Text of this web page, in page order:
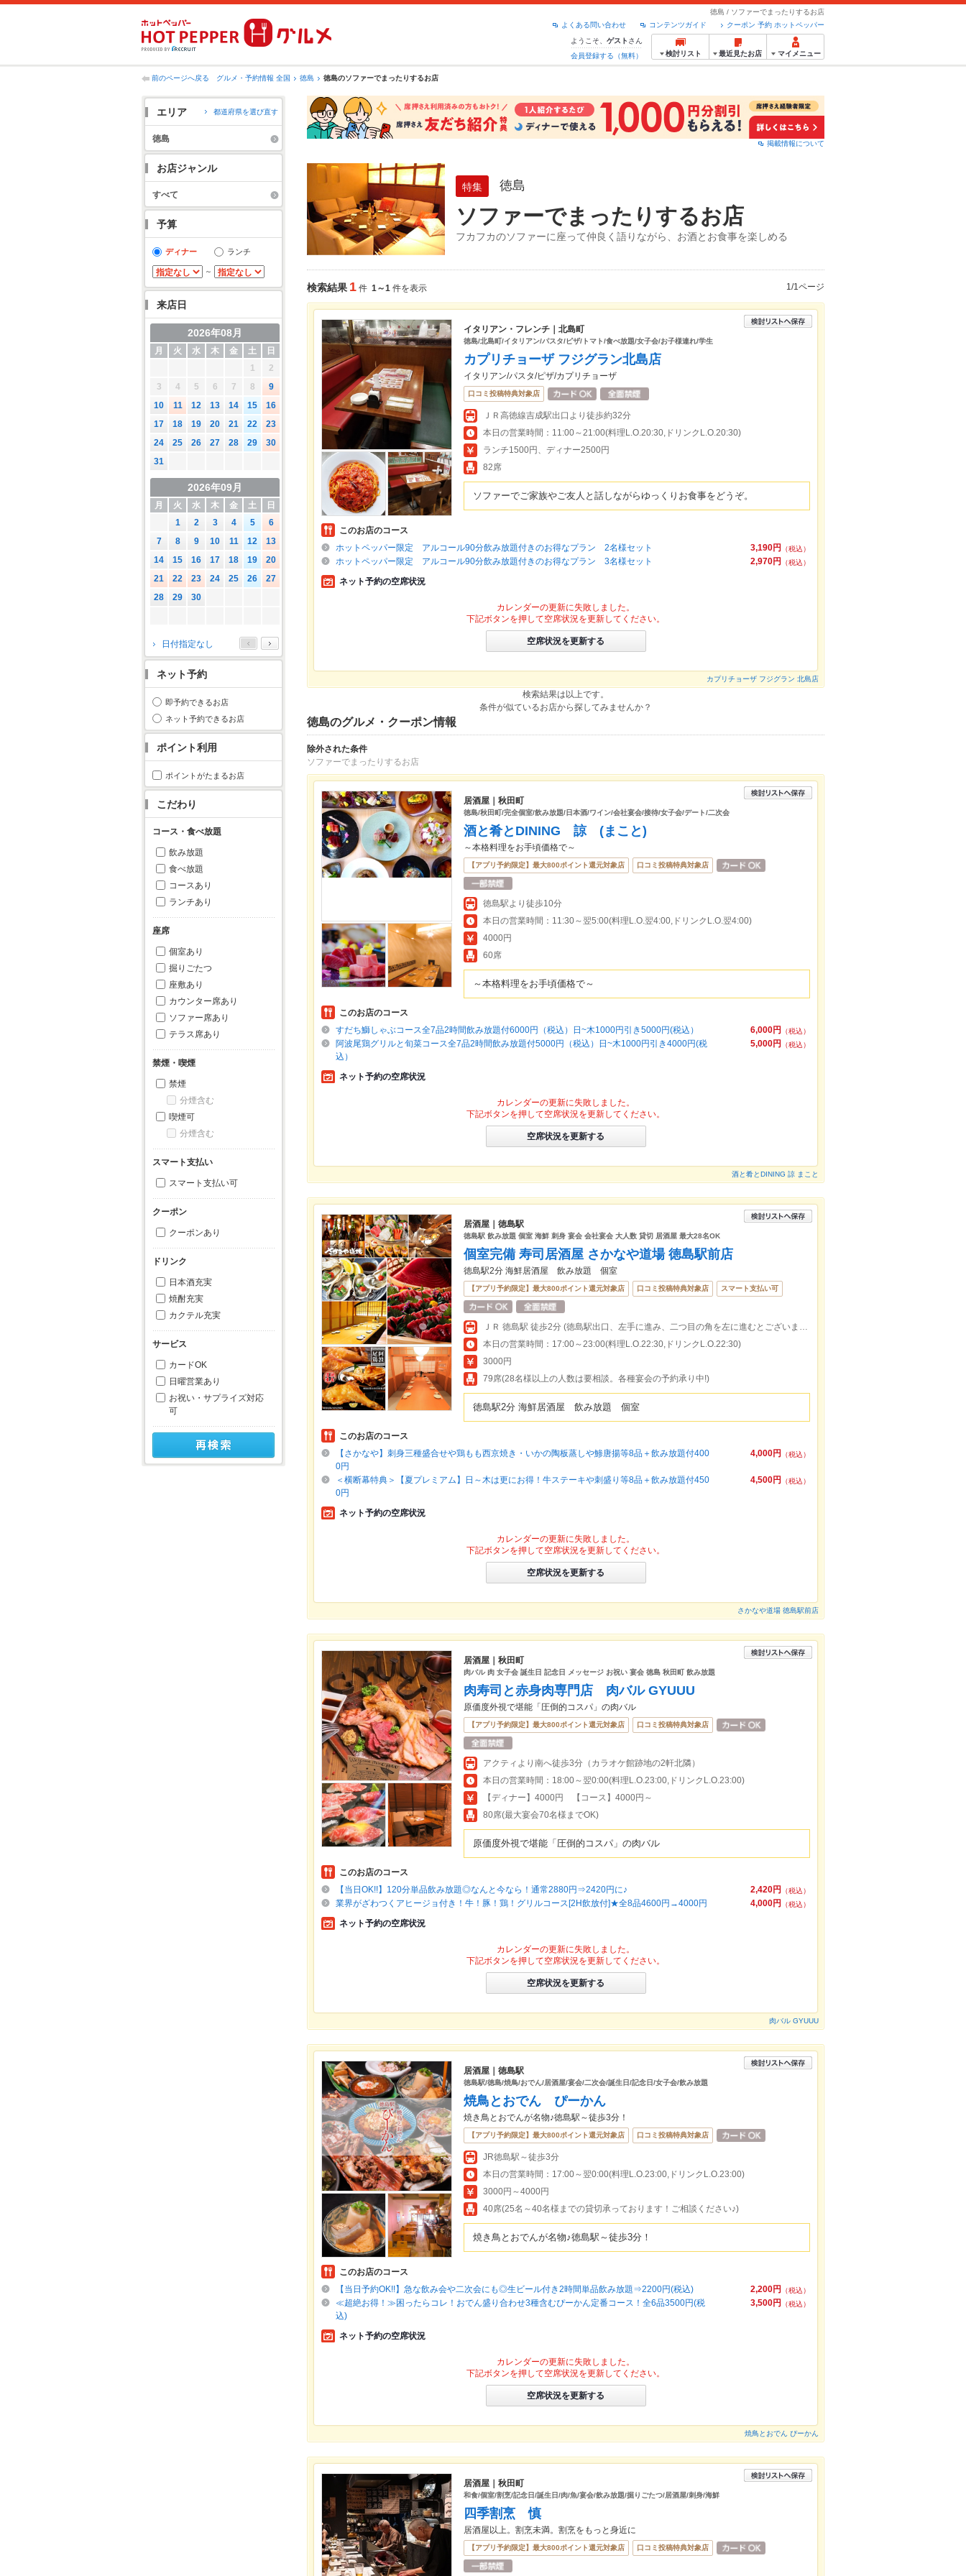
徳島 / ソファーでまったりするお店
クーポン 予約 ホットペッパー
コンテンツガイド
よくある問い合わせ
ようこそ、 ゲスト さん
会員登録する（無料）
検討リスト 最近見たお店 マイメニュー
前のページへ戻る グルメ・予約情報 全国 徳島 徳島のソファーでまったりするお店
エリア 都道府県を選び直す
徳島
お店ジャンル
すべて
予算
ディナー ランチ
～
来店日
2026年08月
月 火 水 木 金 土
日
1
2
3
4 5 6 7 8
9
10
11 12 13 14 15
16
17
18 19 20 21 22
23
24
25 26 27 28 29
30
31
2026年09月
月 火 水 木 金 土
日
1
2 3 4 5
6
7
8 9 10 11 12
13
14
15 16 17 18 19
20
21
22 23 24 25 26
27
28
29 30
2026年10月
月 火 水 木 金 土
日
5
12
14 15 16
19
20 21 22 23 24
25
26
27 28 29
日付指定なし
ネット予約
即予約できるお店
ネット予約できるお店
ポイント利用
ポイントがたまるお店
こだわり
コース・食べ放題
飲み放題
食べ放題
コースあり
ランチあり
座席
個室あり
掘りごたつ
座敷あり
カウンター席あり
ソファー席あり
テラス席あり
禁煙・喫煙
禁煙
分煙含む
喫煙可
分煙含む
スマート支払い
スマート支払い可
クーポン
クーポンあり
ドリンク
日本酒充実
焼酎充実
カクテル充実
サービス
カードOK
日曜営業あり
お祝い・サプライズ対応
可
掲載情報について
特集 徳島
ソファーでまったりするお店
フカフカのソファーに座って仲良く語りながら、お酒とお食事を楽しめる
検索結果 1 件 1～1 件を表示 1/1ページ
イタリアン・フレンチ｜北島町
徳島/北島町/イタリアン/パスタ/ピザ/トマト/食べ放題/女子会/お子様連れ/学生
カプリチョーザ フジグラン北島店
イタリアン/パスタ/ピザ/カプリチョーザ
口コミ投稿特典対象店
ＪＲ高徳線吉成駅出口より徒歩約32分
本日の営業時間：11:00～21:00(料理L.O.20:30,ドリンクL.O.20:30)
ランチ1500円、ディナー2500円
82席
ソファーでご家族やご友人と話しながらゆっくりお食事をどうぞ。
このお店のコース
3,190円
（税込）
ホットペッパー限定 アルコール90分飲み放題付きのお得なプラン 2名様セット
2,970円
（税込）
ホットペッパー限定 アルコール90分飲み放題付きのお得なプラン 3名様セット
ネット予約の空席状況
カレンダーの更新に失敗しました。
下記ボタンを押して空席状況を更新してください。
空席状況を更新する
カプリチョーザ フジグラン 北島店
検索結果は以上です。
条件が似ているお店から探してみませんか？
徳島のグルメ・クーポン情報
除外された条件
ソファーでまったりするお店
居酒屋｜秋田町
徳島/秋田町/完全個室/飲み放題/日本酒/ワイン/会社宴会/接待/女子会/デート/二次会
酒と肴とDINING 諒 (まこと)
～本格料理をお手頃価格で～
【アプリ予約限定】最大800ポイント還元対象店 口コミ投稿特典対象店
徳島駅より徒歩10分
本日の営業時間：11:30～翌5:00(料理L.O.翌4:00,ドリンクL.O.翌4:00)
4000円
60席
～本格料理をお手頃価格で～
このお店のコース
6,000円
（税込）
すだち鰤しゃぶコース全7品2時間飲み放題付6000円（税込）日~木1000円引き5000円(税込）
5,000円
（税込）
阿波尾鶏グリルと旬菜コース全7品2時間飲み放題付5000円（税込）日~木1000円引き4000円(税
込）
ネット予約の空席状況
カレンダーの更新に失敗しました。
下記ボタンを押して空席状況を更新してください。
空席状況を更新する
酒と肴とDINING 諒 まこと
居酒屋｜徳島駅
徳島駅 飲み放題 個室 海鮮 刺身 宴会 会社宴会 大人数 貸切 居酒屋 最大28名OK
個室完備 寿司居酒屋 さかなや道場 徳島駅前店
徳島駅2分 海鮮居酒屋 飲み放題 個室
【アプリ予約限定】最大800ポイント還元対象店 口コミ投稿特典対象店 スマート支払い可
ＪＲ 徳島駅 徒歩2分 (徳島駅出口、左手に進み、二つ目の角を左に進むとございます）
本日の営業時間：17:00～23:00(料理L.O.22:30,ドリンクL.O.22:30)
3000円
79席(28名様以上の人数は要相談。各種宴会の予約承り中!)
徳島駅2分 海鮮居酒屋 飲み放題 個室
このお店のコース
4,000円
（税込）
【さかなや】刺身三種盛合せや鶏もも西京焼き・いかの陶板蒸しや鯵唐揚等8品＋飲み放題付400
0円
4,500円
（税込）
＜横断幕特典＞【夏プレミアム】日～木は更にお得！牛ステーキや刺盛り等8品＋飲み放題付450
0円
ネット予約の空席状況
カレンダーの更新に失敗しました。
下記ボタンを押して空席状況を更新してください。
空席状況を更新する
さかなや道場 徳島駅前店
居酒屋｜秋田町
肉バル 肉 女子会 誕生日 記念日 メッセージ お祝い 宴会 徳島 秋田町 飲み放題
肉寿司と赤身肉専門店 肉バル GYUUU
原価度外視で堪能「圧倒的コスパ」の肉バル
【アプリ予約限定】最大800ポイント還元対象店 口コミ投稿特典対象店
アクティより南へ徒歩3分（カラオケ館跡地の2軒北隣）
本日の営業時間：18:00～翌0:00(料理L.O.23:00,ドリンクL.O.23:00)
【ディナー】4000円 【コース】4000円～
80席(最大宴会70名様までOK)
原価度外視で堪能「圧倒的コスパ」の肉バル
このお店のコース
2,420円
（税込）
【当日OK!!】120分単品飲み放題◎なんと今なら！通常2880円⇒2420円に♪
4,000円
（税込）
業界がざわつくアヒージョ付き！牛！豚！鶏！グリルコース[2H飲放付]★全8品4600円→4000円
ネット予約の空席状況
カレンダーの更新に失敗しました。
下記ボタンを押して空席状況を更新してください。
空席状況を更新する
肉バル GYUUU
居酒屋｜徳島駅
徳島駅/徳島/焼鳥/おでん/居酒屋/宴会/二次会/誕生日/記念日/女子会/飲み放題
焼鳥とおでん ぴーかん
焼き鳥とおでんが名物♪徳島駅～徒歩3分！
【アプリ予約限定】最大800ポイント還元対象店 口コミ投稿特典対象店
JR徳島駅～徒歩3分
本日の営業時間：17:00～翌0:00(料理L.O.23:00,ドリンクL.O.23:00)
3000円～4000円
40席(25名～40名様までの貸切承っております！ご相談ください♪)
焼き鳥とおでんが名物♪徳島駅～徒歩3分！
このお店のコース
2,200円
（税込）
【当日予約OK!!】急な飲み会や二次会にも◎生ビール付き2時間単品飲み放題⇒2200円(税込)
3,500円
（税込）
≪超絶お得！≫困ったらコレ！おでん盛り合わせ3種含むぴーかん定番コース！全6品3500円(税
込)
ネット予約の空席状況
カレンダーの更新に失敗しました。
下記ボタンを押して空席状況を更新してください。
空席状況を更新する
焼鳥とおでん ぴーかん
居酒屋｜秋田町
和食/個室/割烹/記念日/誕生日/肉/魚/宴会/飲み放題/掘りごたつ/居酒屋/刺身/海鮮
四季割烹 慎
居酒屋以上。割烹未満。割烹をもっと身近に
【アプリ予約限定】最大800ポイント還元対象店 口コミ投稿特典対象店